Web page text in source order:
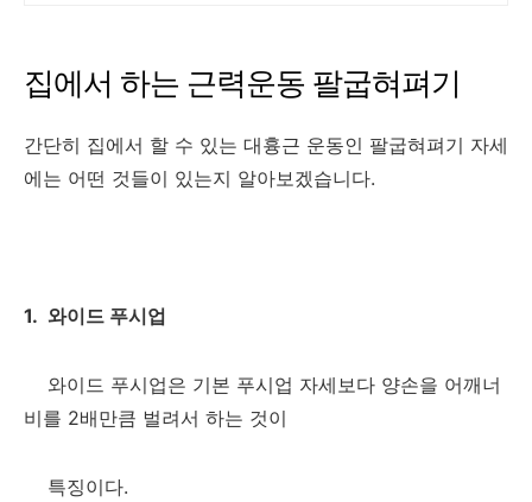
집에서 하는 근력운동 팔굽혀펴기
간단히 집에서 할 수 있는 대흉근 운동인 팔굽혀펴기 자세
에는 어떤 것들이 있는지 알아보겠습니다.
1. 와이드 푸시업
와이드 푸시업은 기본 푸시업 자세보다 양손을 어깨너
비를 2배만큼 벌려서 하는 것이
특징이다.